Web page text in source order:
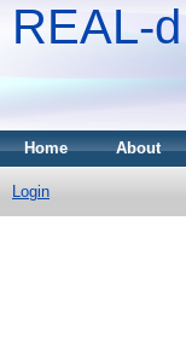
REAL-d
Home About
Login